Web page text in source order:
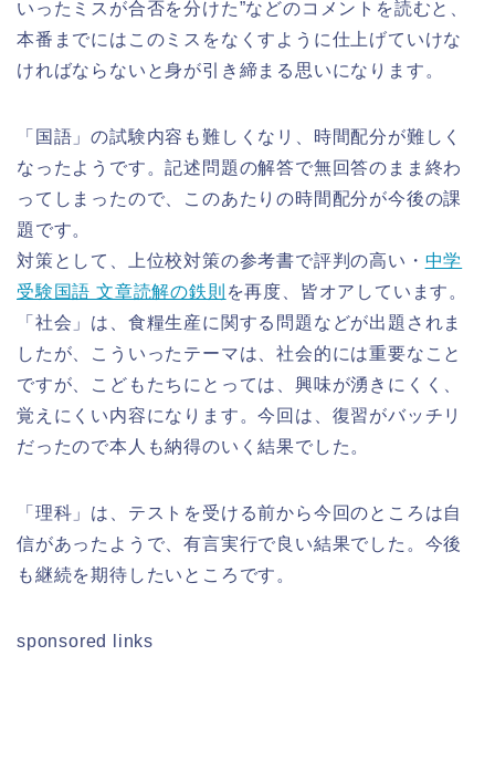
いったミスが合否を分けた”などのコメントを読むと、
本番までにはこのミスをなくすように仕上げていけな
ければならないと身が引き締まる思いになります。
「国語」の試験内容も難しくなリ、時間配分が難しく
なったようです。記述問題の解答で無回答のまま終わ
ってしまったので、このあたりの時間配分が今後の課
題です。
対策として、上位校対策の参考書で評判の高い・ 中学
受験国語 文章読解の鉄則 を再度、皆オアしています。
「社会」は、食糧生産に関する問題などが出題されま
したが、こういったテーマは、社会的には重要なこと
ですが、こどもたちにとっては、興味が湧きにくく、
覚えにくい内容になります。今回は、復習がバッチリ
だったので本人も納得のいく結果でした。
「理科」は、テストを受ける前から今回のところは自
信があったようで、有言実行で良い結果でした。今後
も継続を期待したいところです。
sponsored links